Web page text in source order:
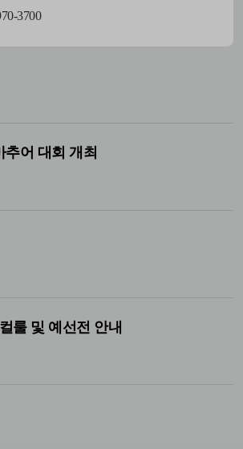
3700
추어 대회 개최
룰 및 예선전 안내